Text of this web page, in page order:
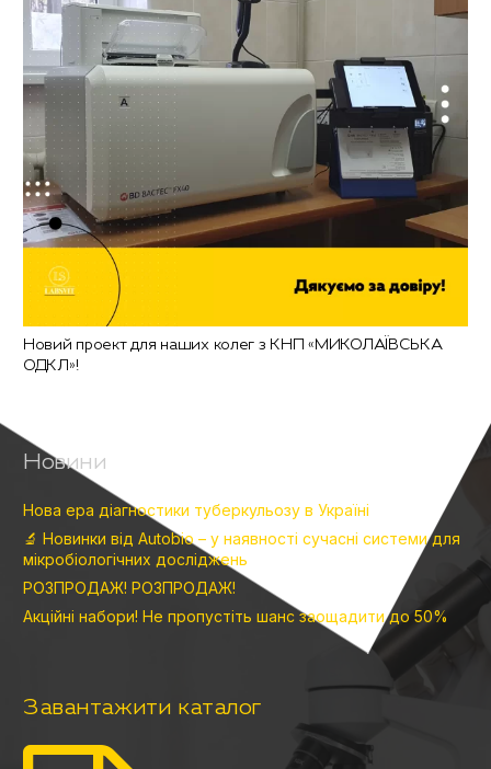
Новий проект для наших колег з КНП «МИКОЛАЇВСЬКА
ОДКЛ»!
Новини
Нова ера діагностики туберкульозу в Україні
🔬 Новинки від Autobio – у наявності сучасні системи для
мікробіологічних досліджень
РОЗПРОДАЖ! РОЗПРОДАЖ!
Акційні набори! Не пропустіть шанс заощадити до 50%
Завантажити каталог